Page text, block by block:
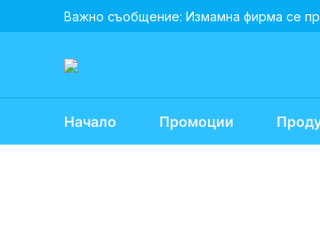
to
Важно съобщение: Измамна фирма се
Начало Промоции